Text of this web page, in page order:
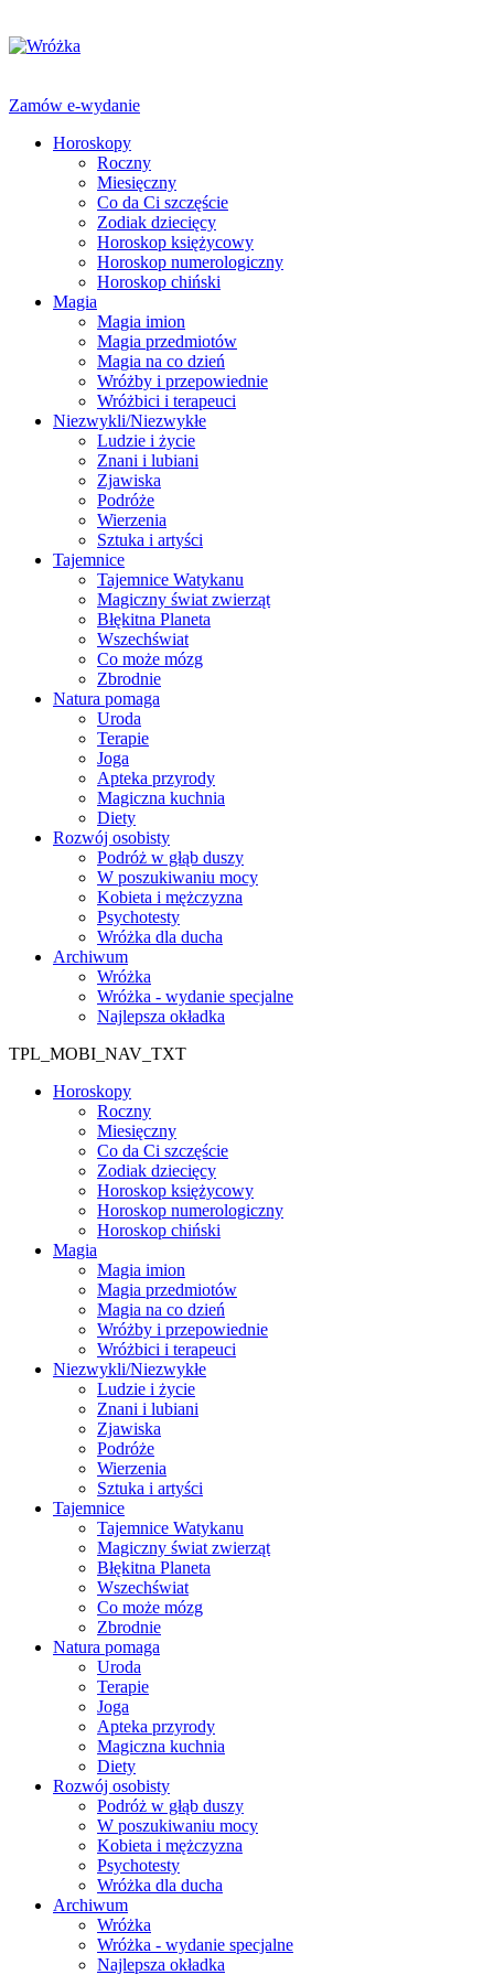
Zamów e-wydanie
Horoskopy
Roczny
Miesięczny
Co da Ci szczęście
Zodiak dziecięcy
Horoskop księżycowy
Horoskop numerologiczny
Horoskop chiński
Magia
Magia imion
Magia przedmiotów
Magia na co dzień
Wróżby i przepowiednie
Wróżbici i terapeuci
Niezwykli/Niezwykłe
Ludzie i życie
Znani i lubiani
Zjawiska
Podróże
Wierzenia
Sztuka i artyści
Tajemnice
Tajemnice Watykanu
Magiczny świat zwierząt
Błękitna Planeta
Wszechświat
Co może mózg
Zbrodnie
Natura pomaga
Uroda
Terapie
Joga
Apteka przyrody
Magiczna kuchnia
Diety
Rozwój osobisty
Podróż w głąb duszy
W poszukiwaniu mocy
Kobieta i mężczyzna
Psychotesty
Wróżka dla ducha
Archiwum
Wróżka
Wróżka - wydanie specjalne
Najlepsza okładka
TPL_MOBI_NAV_TXT
Horoskopy
Roczny
Miesięczny
Co da Ci szczęście
Zodiak dziecięcy
Horoskop księżycowy
Horoskop numerologiczny
Horoskop chiński
Magia
Magia imion
Magia przedmiotów
Magia na co dzień
Wróżby i przepowiednie
Wróżbici i terapeuci
Niezwykli/Niezwykłe
Ludzie i życie
Znani i lubiani
Zjawiska
Podróże
Wierzenia
Sztuka i artyści
Tajemnice
Tajemnice Watykanu
Magiczny świat zwierząt
Błękitna Planeta
Wszechświat
Co może mózg
Zbrodnie
Natura pomaga
Uroda
Terapie
Joga
Apteka przyrody
Magiczna kuchnia
Diety
Rozwój osobisty
Podróż w głąb duszy
W poszukiwaniu mocy
Kobieta i mężczyzna
Psychotesty
Wróżka dla ducha
Archiwum
Wróżka
Wróżka - wydanie specjalne
Najlepsza okładka